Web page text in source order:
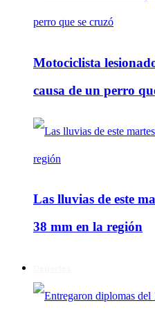
Motociclista
causa de un perro
Las lluvias de este
38 mm en la región